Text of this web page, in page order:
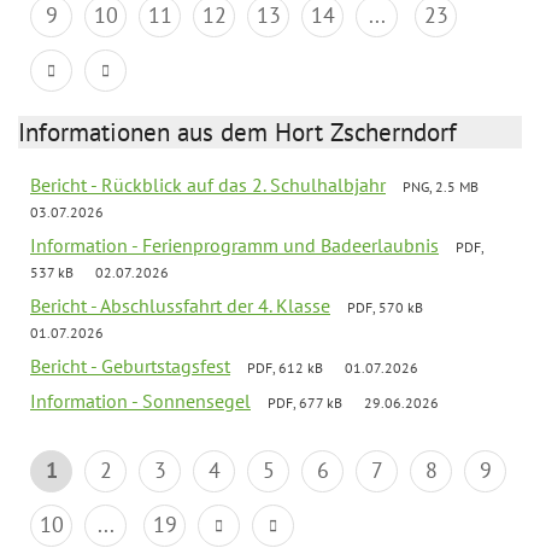
9
10 11 12 13 14 ... 23
Informationen aus dem Hort Zscherndorf
Bericht - Rückblick auf das 2. Schulhalbjahr
PNG, 2.5 MB
03.07.2026
Information - Ferienprogramm und Badeerlaubnis
PDF,
537 kB
02.07.2026
Bericht - Abschlussfahrt der 4. Klasse
PDF, 570 kB
01.07.2026
Bericht - Geburtstagsfest PDF, 612 kB 01.07.2026
Information - Sonnensegel PDF, 677 kB 29.06.2026
1 2 3 4 5 6 7 8
9
10
... 19